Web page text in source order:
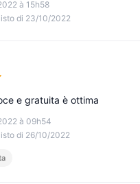
à 15h58
di 23/10/2022
à 09h54
di 26/10/2022
e gratuita è ottima